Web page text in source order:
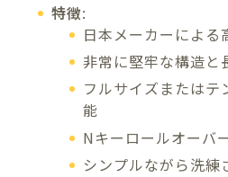
特徴:
日本メーカーによる
非常に堅牢な構造と
フルサイズまたはテ
能
Nキーロールオーバ
シンプルながら洗練